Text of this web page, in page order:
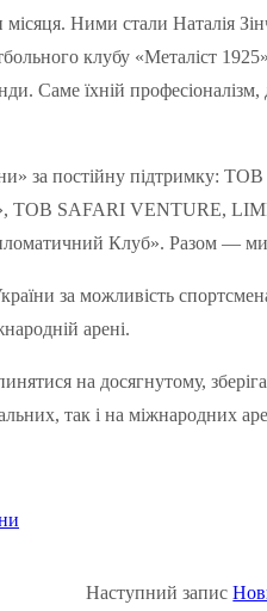
місяця. Ними стали Наталія
клубу «Металіст
Саме їхній професіоналізм,
за постійну підтримку:
SAFARI VENTURE,
Клуб». Разом —
за можливість
арені.
на досягнутому,
так і на міжнародних
Наступний запис